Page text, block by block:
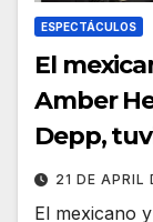
ESPECTÁCULOS
El
Amber
Depp,
21 DE APRIL
El mexicano